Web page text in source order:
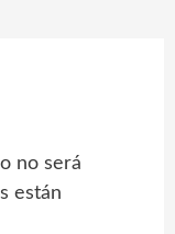
no será
están